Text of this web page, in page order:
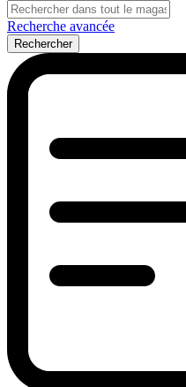
Recherche avancée
Rechercher